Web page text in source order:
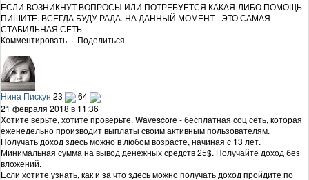
ЕСЛИ ВОЗНИКНУТ ВОПРОСЫ ИЛИ ПОТРЕБУЕТСЯ КАКАЯ-ЛИБО ПОМОЩЬ -
ПИШИТЕ. ВСЕГДА БУДУ РАДА. НА ДАННЫЙ МОМЕНТ - ЭТО САМАЯ
СТАБИЛЬНАЯ СЕТЬ
Комментировать · Поделиться
Нина Пискун 23
64
21 февраля 2018 в 11:36
Хотите верьте, хотите проверьте. Wavescore - бесплатная соц сеть, которая
еженедельно производит выплаты своим активным пользователям.
Получать доход здесь можно в любом возрасте, начиная с 13 лет.
Минимальная сумма на вывод денежных средств 25$. Получайте доход без
вложений.
Если хотите узнать, как и за что здесь можно получать доход пройдите по